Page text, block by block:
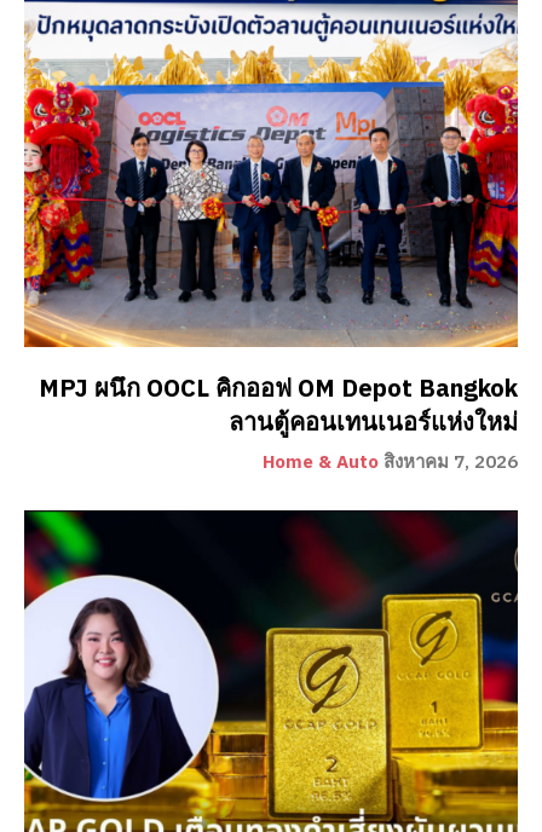
MPJ ผนึก OOCL คิกออฟ OM Depot Bangkok
ลานตู้คอนเทนเนอร์แห่งใหม่
Home & Auto สิงหาคม 7, 2026